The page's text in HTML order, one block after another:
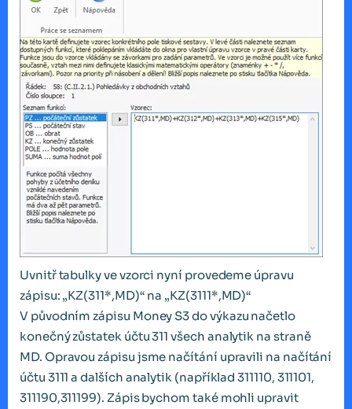
Uvnitř tabulky ve vzorci nyní provedeme úpravu
zápisu: „KZ(311*,MD)“ na „KZ(3111*,MD)“
V původním zápisu Money S3 do výkazu načetlo
konečný zůstatek účtu 311 všech analytik na straně
MD. Opravou zápisu jsme načítání upravili na načítání
účtu 3111 a dalších analytik (například 311110, 311101,
311190,311199). Zápis bychom také mohli upravit